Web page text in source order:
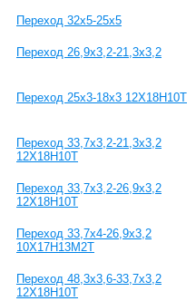
Переход 32x5-25x5
Переход 26,9x3,2-21,3x3,2
Переход 25x3-18x3 12Х18Н10Т
Переход 33,7x3,2-21,3x3,2
12Х18Н10Т
Переход 33,7x3,2-26,9x3,2
12Х18Н10Т
Переход 33,7x4-26,9x3,2
10Х17Н13М2Т
Переход 48,3x3,6-33,7x3,2
12Х18Н10Т